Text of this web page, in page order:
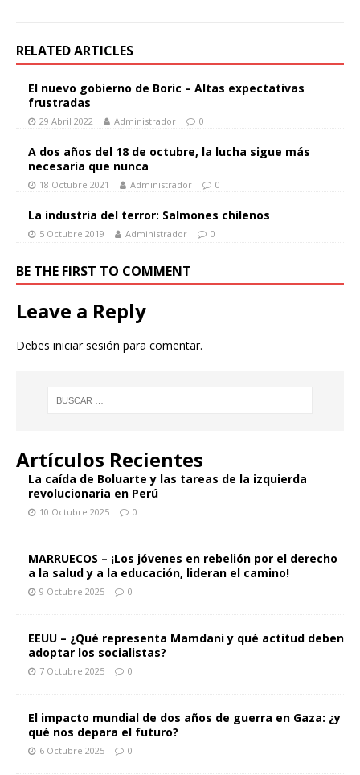
RELATED ARTICLES
El nuevo gobierno de Boric – Altas expectativas
frustradas
29 Abril 2022 Administrador 0
A dos años del 18 de octubre, la lucha sigue más
necesaria que nunca
18 Octubre 2021 Administrador 0
La industria del terror: Salmones chilenos
5 Octubre 2019 Administrador 0
BE THE FIRST TO COMMENT
Leave a Reply
Debes iniciar sesión para comentar.
Artículos Recientes
La caída de Boluarte y las tareas de la izquierda
revolucionaria en Perú
10 Octubre 2025 0
MARRUECOS – ¡Los jóvenes en rebelión por el derecho
a la salud y a la educación, lideran el camino!
9 Octubre 2025 0
EEUU – ¿Qué representa Mamdani y qué actitud deben
adoptar los socialistas?
7 Octubre 2025 0
El impacto mundial de dos años de guerra en Gaza: ¿y
qué nos depara el futuro?
6 Octubre 2025 0